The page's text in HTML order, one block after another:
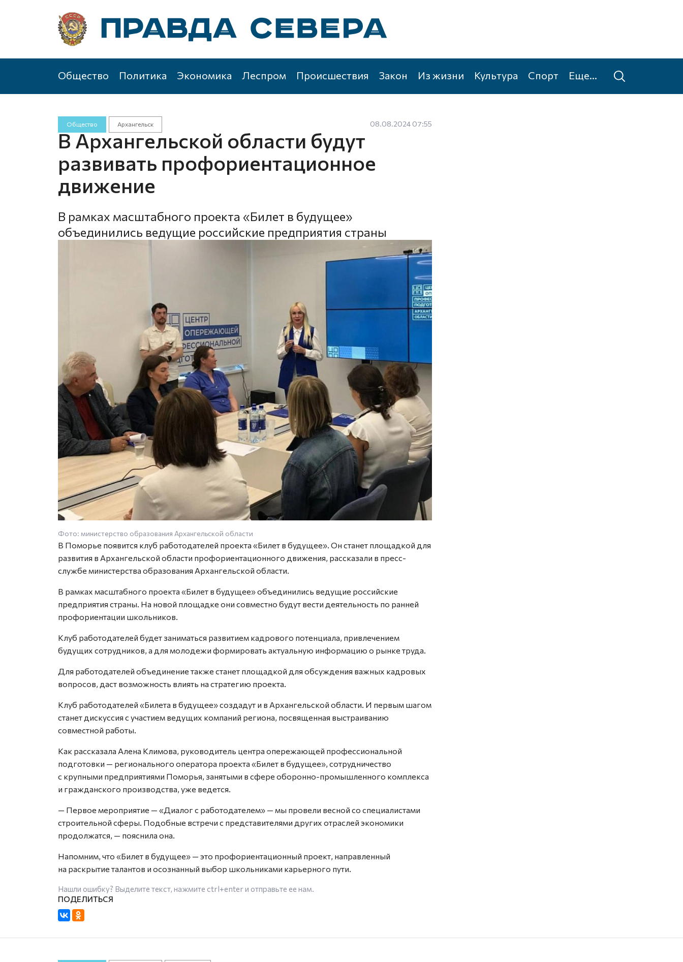
Общество Политика Экономика Леспром Происшествия Закон Из жизни Культура Спорт Еще...
Общество Архангельск 08.08.2024 07:55
В Архангельской области будут
развивать профориентационное
движение
В рамках масштабного проекта «Билет в будущее»
объединились ведущие российские предприятия страны
Фото: министерство образования Архангельской области
В Поморье появится клуб работодателей проекта «Билет в будущее». Он станет площадкой для
развития в Архангельской области профориентационного движения, рассказали в пресс-
службе министерства образования Архангельской области.
В рамках масштабного проекта «Билет в будущее» объединились ведущие российские
предприятия страны. На новой площадке они совместно будут вести деятельность по ранней
профориентации школьников.
Клуб работодателей будет заниматься развитием кадрового потенциала, привлечением
будущих сотрудников, а для молодежи формировать актуальную информацию о рынке труда.
Для работодателей объединение также станет площадкой для обсуждения важных кадровых
вопросов, даст возможность влиять на стратегию проекта.
Клуб работодателей «Билета в будущее» создадут и в Архангельской области. И первым шагом
станет дискуссия с участием ведущих компаний региона, посвященная выстраиванию
совместной работы.
Как рассказала Алена Климова, руководитель центра опережающей профессиональной
подготовки — регионального оператора проекта «Билет в будущее», сотрудничество
с крупными предприятиями Поморья, занятыми в сфере оборонно-промышленного комплекса
и гражданского производства, уже ведется.
— Первое мероприятие — «Диалог с работодателем» — мы провели весной со специалистами
строительной сферы. Подобные встречи с представителями других отраслей экономики
продолжатся, — пояснила она.
Напомним, что «Билет в будущее» — это профориентационный проект, направленный
на раскрытие талантов и осознанный выбор школьниками карьерного пути.
Нашли ошибку? Выделите текст, нажмите ctrl+enterи отправьте ее нам.